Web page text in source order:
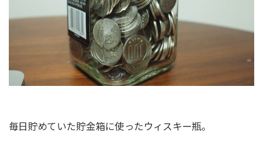
毎日貯めていた貯金箱に使ったウィスキー瓶。